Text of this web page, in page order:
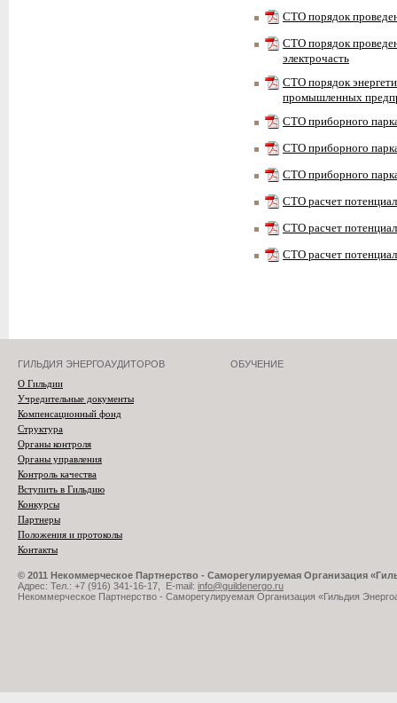
СТО порядок
СТО порядок
электрочасть
СТО порядок
промышленных
СТО приборного
СТО приборного
СТО приборного
СТО расчет
СТО расчет
СТО расчет
ГИЛЬДИЯ ЭНЕРГОАУДИТОРОВ
О Гильдии
Учредительные документы
Компенсационный фонд
Структура
Органы контроля
Органы управления
Контроль качества
Вступить в Гильдию
Конкурсы
Партнеры
Положения и протоколы
Контакты
ОБУЧЕНИЕ
© 2011 Некоммерческое Партнерство - Саморегулируемая Организация
Адрес: Тел.: +7 (916) 341-16-17, E-mail: info@guildenergo.ru
Некоммерческое Партнерство - Саморегулируемая Организация «Гильдия